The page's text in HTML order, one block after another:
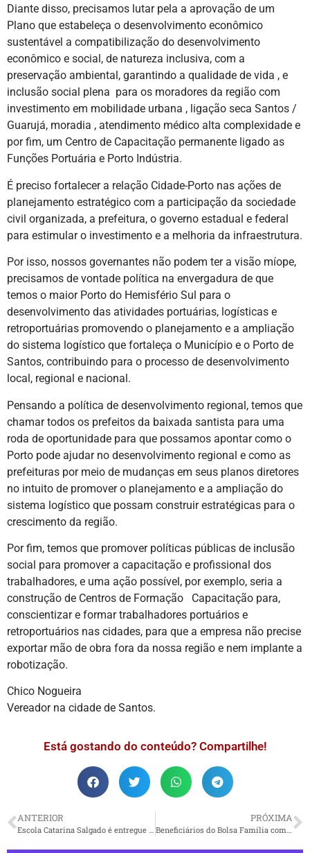
Diante disso, precisamos lutar pela a aprovação de um
Plano que estabeleça o desenvolvimento econômico
sustentável a compatibilização do desenvolvimento
econômico e social, de natureza inclusiva, com a
preservação ambiental, garantindo a qualidade de vida , e
inclusão social plena para os moradores da região com
investimento em mobilidade urbana , ligação seca Santos /
Guarujá, moradia , atendimento médico alta complexidade e
por fim, um Centro de Capacitação permanente ligado as
Funções Portuária e Porto Indústria.
É preciso fortalecer a relação Cidade-Porto nas ações de
planejamento estratégico com a participação da sociedade
civil organizada, a prefeitura, o governo estadual e federal
para estimular o investimento e a melhoria da infraestrutura.
Por isso, nossos governantes não podem ter a visão míope,
precisamos de vontade política na envergadura de que
temos o maior Porto do Hemisfério Sul para o
desenvolvimento das atividades portuárias, logísticas e
retroportuárias promovendo o planejamento e a ampliação
do sistema logístico que fortaleça o Município e o Porto de
Santos, contribuindo para o processo de desenvolvimento
local, regional e nacional.
Pensando a política de desenvolvimento regional, temos que
chamar todos os prefeitos da baixada santista para uma
roda de oportunidade para que possamos apontar como o
Porto pode ajudar no desenvolvimento regional e como as
prefeituras por meio de mudanças em seus planos diretores
no intuito de promover o planejamento e a ampliação do
sistema logístico que possam construir estratégicas para o
crescimento da região.
Por fim, temos que promover políticas públicas de inclusão
social para promover a capacitação e profissional dos
trabalhadores, e uma ação possível, por exemplo, seria a
construção de Centros de Formação Capacitação para,
conscientizar e formar trabalhadores portuários e
retroportuários nas cidades, para que a empresa não precise
exportar mão de obra fora da nossa região e nem implante a
robotização.
Chico Nogueira
Vereador na cidade de Santos.
Está gostando do conteúdo? Compartilhe!
ANTERIOR PRÓXIMA